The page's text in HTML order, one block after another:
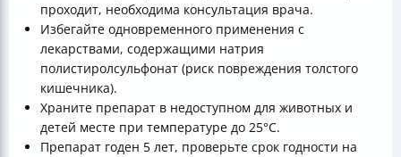
проходит, необходима консультация врача.
Избегайте одновременного применения с
лекарствами, содержащими натрия
полистиролсульфонат (риск повреждения толстого
кишечника).
Храните препарат в недоступном для животных и
детей месте при температуре до 25°С.
Препарат годен 5 лет, проверьте срок годности на